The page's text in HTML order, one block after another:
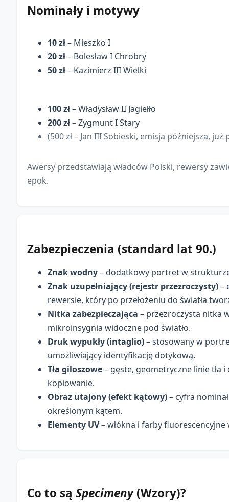
Nominały i motywy
10 zł– Mieszko I
20 zł– Bolesław I Chrobry
50 zł– Kazimierz III Wielki
100 zł– Władysław II Jagiełło
200 zł– Zygmunt I Stary
(500 zł – Jan III Sobieski, emisja późniejsza, już
Awersy przedstawiają władców Polski, rewersy
epok.
Zabezpieczenia (standard lat 90.)
Znak wodny– dodatkowy portret w
Znak uzupełniający (rejestr przezroczysty)–
rewersie, który po przełożeniu do światła
Nitka zabezpieczająca – przezroczysta nitka
mikroinsygnia widoczne pod światło.
Druk wypukły (intaglio)– stosowany w
umożliwiający identyfikację dotykową.
Tła giloszowe– gęste, geometryczne linie tła
kopiowanie.
Obraz utajony (efekt kątowy)– cyfra
określonym kątem.
Elementy UV– włókna i farby
Co to są Specimeny(Wzory)?